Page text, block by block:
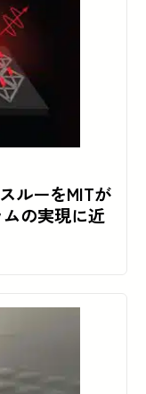
ルーをMITが
の実現に近